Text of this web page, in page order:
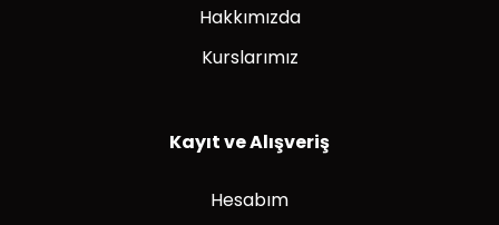
Hakkımızda
Kurslarımız
Kayıt ve Alışveriş
Hesabım